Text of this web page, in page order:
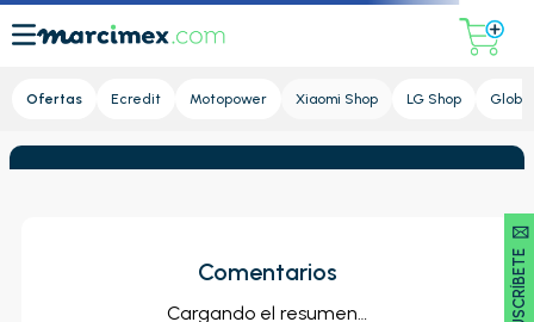
Ofertas Ecredit Motopower Xiaomi Shop LG Shop Global
SUSCRÍBETE 🖂
Comentarios
Cargando el resumen…